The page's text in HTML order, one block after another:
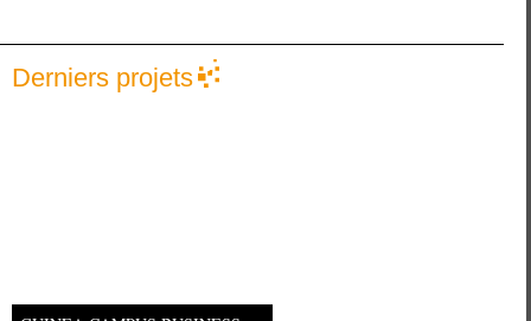
Derniers projets